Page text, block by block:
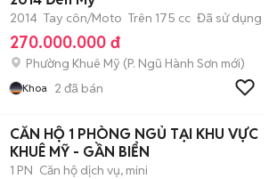
2014 Tay côn/Moto Trên 175 cc Đã sử dụng
270.000.000 đ
Phường Khuê Mỹ (P. Ngũ Hành Sơn mới)
Khoa 2 đã bán
CĂN HỘ 1 PHÒNG NGỦ TẠI KHU VỰC
KHUÊ MỸ - GẦN BIỂN
1 PN Căn hộ dịch vụ, mini